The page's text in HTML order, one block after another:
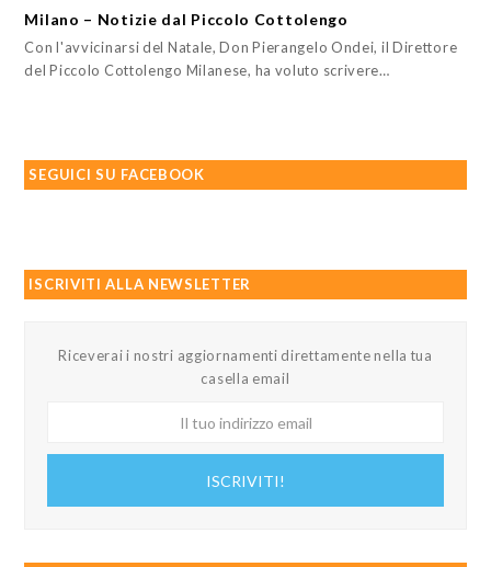
Milano – Notizie dal Piccolo Cottolengo
Con l'avvicinarsi del Natale, Don Pierangelo Ondei, il Direttore
del Piccolo Cottolengo Milanese, ha voluto scrivere…
SEGUICI SU FACEBOOK
ISCRIVITI ALLA NEWSLETTER
Riceverai i nostri aggiornamenti direttamente nella tua
casella email
ISCRIVITI!